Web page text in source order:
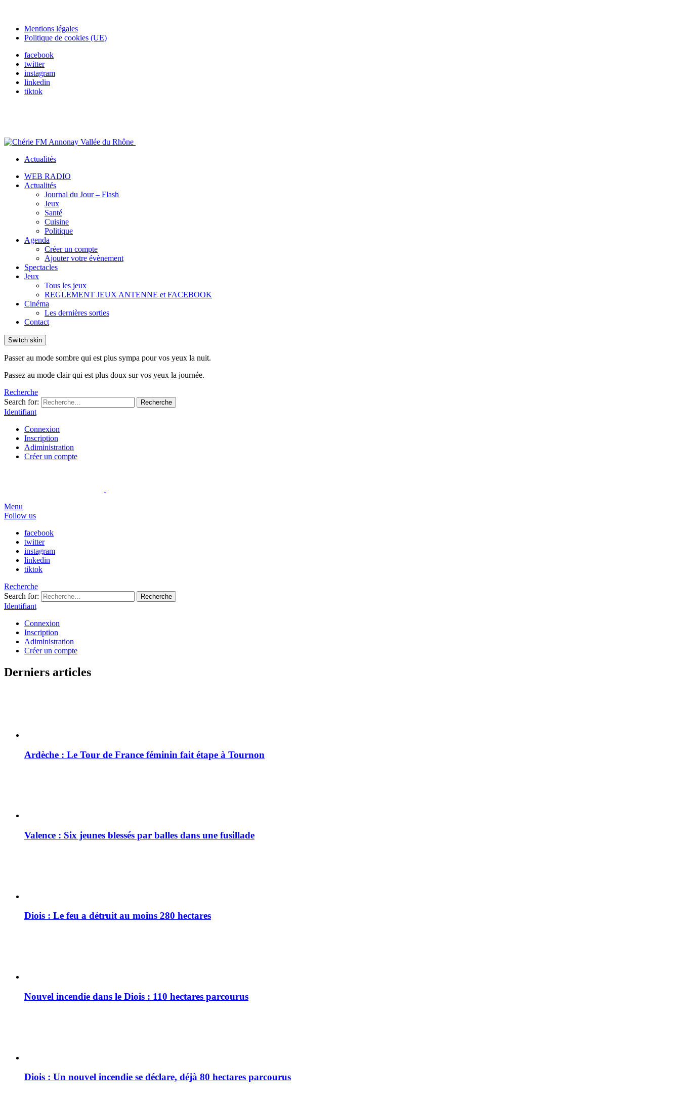
Mentions légales
Politique de cookies (UE)
facebook
twitter
instagram
linkedin
tiktok
Actualités
WEB RADIO
Actualités
Journal du Jour – Flash
Jeux
Santé
Cuisine
Politique
Agenda
Créer un compte
Ajouter votre évènement
Spectacles
Jeux
Tous les jeux
REGLEMENT JEUX ANTENNE et FACEBOOK
Cinéma
Les dernières sorties
Contact
Switch skin
Passer au mode sombre qui est plus sympa pour vos yeux la nuit.
Passez au mode clair qui est plus doux sur vos yeux la journée.
Recherche
Search for:
Recherche
Identifiant
Connexion
Inscription
Adiministration
Créer un compte
Menu
Follow us
facebook
twitter
instagram
linkedin
tiktok
Recherche
Search for:
Recherche
Identifiant
Connexion
Inscription
Adiministration
Créer un compte
Derniers articles
Ardèche : Le Tour de France féminin fait étape à Tournon
Valence : Six jeunes blessés par balles dans une fusillade
Diois : Le feu a détruit au moins 280 hectares
Nouvel incendie dans le Diois : 110 hectares parcourus
Diois : Un nouvel incendie se déclare, déjà 80 hectares parcourus